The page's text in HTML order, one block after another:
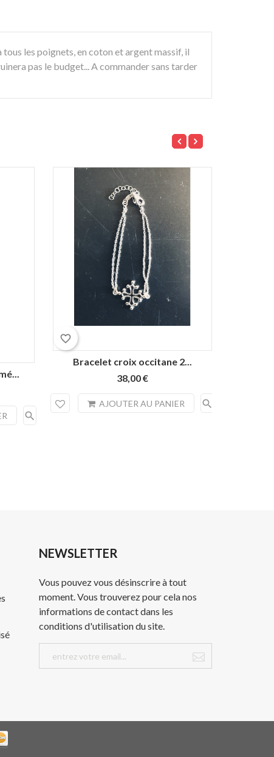
les poignets, en coton et argent massif, il
pas le budget... A commander sans tarder
search
favorite_border
Bracelet croix occitane 2...
38,00 €
AJOUTER AU PANIER search
NEWSLETTER
Vous pouvez vous désinscrire à tout
moment. Vous trouverez pour cela nos
informations de contact dans les
conditions d'utilisation du site.